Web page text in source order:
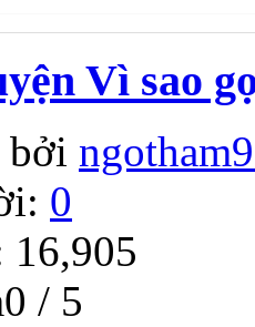
Vì sao
bởi
0
16,905
/ 5